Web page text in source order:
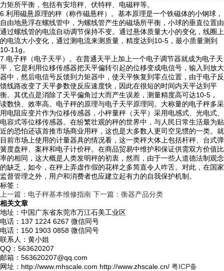
力矩所平衡，包括有安培秤、伏特秤、电磁秤等。
6.利用磁悬原理的秤（称作磁悬秤）。基本原理是一个铁磁体的小钢球，
自由地悬浮在螺线管中，为螺线管产生的磁场所平衡，小球的垂直位置由
通过螺线管的电流自动调节保持不变。通过悬体质量大小的变化，线圈上
的电流大小变化，通过测电流来测质量，精度达到10-5，最小质量测到
10-11g。
7.电子秤（电子天平）。在普通天平上加上一个电子调节器就成为电子天
平，它是利用位移传感器把天平偏转引起的位移变成电信号，输入到放大
器中，然后电信号反馈到力矩器中，使天平恢复到零点位置，由于电子反
馈线路改变了天平参数使反应速度快，因此在很短的时间内天平达到平
衡。其优点是消除了天平偏角过大而产生误差，测量精度高可达10-5，
读数快、效率高。电子秤的原理与电子天平原理同。大称量的电子秤多采
用电阻应变片作为位移传感器，小秤量秤（天平）采用电感式、光电式、
电容式等位移传感器。在纷繁壮观的秤的世界中，与人民日常生活最为贴
近的恐怕还该首推市场商业用秤，这也是大多数人更司空见惯的一类。就
目前市场上使用的计量器具的情况看，这一类秤大体上包括杆秤、台式弹
簧度盘秤、案秤和电子计价秤。在商品贸易中维护和保证供需双方价值比
率的相同，这大概是人类发明秤的初衷，然而，由于一些人道德法制观念
的缺乏，如今，在秤上弄虚作假的花样之多简直令人咋舌。对此，在国家
监督管理之外，用户和消费者也应建立起有力的自我保护机制。
标签：
上一篇：电子秤基本维修指南 下一篇：衡器产品分类
相关文章
地址：中国广东省东莞市万江石美工业区
电话：137 1224 6267 微信同号
电话：150 1903 0858 微信同号
联系人：黄小姐
QQ：563620207
邮箱：563620207@qq.com
网址：http://www.mhscale.com http://www.zhscale.cn/ 粤ICP备